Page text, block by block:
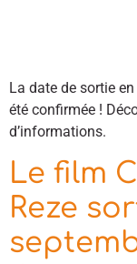
La date de sortie
été confirmée !
d’informations.
Le film
Reze